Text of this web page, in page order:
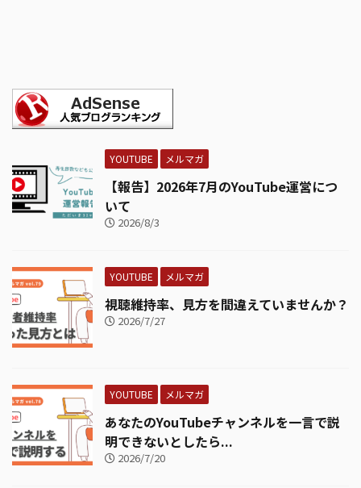
YOUTUBE メルマガ
【報告】2026年7月のYouTube運営につ
いて
2026/8/3
YOUTUBE メルマガ
視聴維持率、見方を間違えていませんか？
2026/7/27
YOUTUBE メルマガ
あなたのYouTubeチャンネルを一言で説
明できないとしたら...
2026/7/20